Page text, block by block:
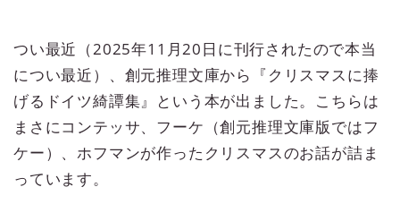
つい最近（2025年11月20日に刊行されたので本当
につい最近）、創元推理文庫から『クリスマスに捧
げるドイツ綺譚集』という本が出ました。こちらは
まさにコンテッサ、フーケ（創元推理文庫版ではフ
ケー）、ホフマンが作ったクリスマスのお話が詰ま
っています。